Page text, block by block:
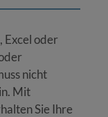
oder
nicht
Mit
Sie Ihre